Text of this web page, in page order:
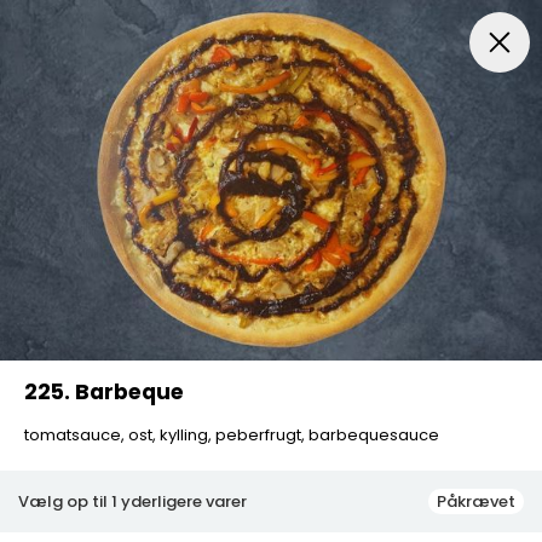
Menuer Italiensk Pizza Indbagt Pizza Mexican
225. Barbeque
tomatsauce, ost, kylling, peberfrugt, barbequesauce
Vælg op til 1 yderligere varer Påkrævet